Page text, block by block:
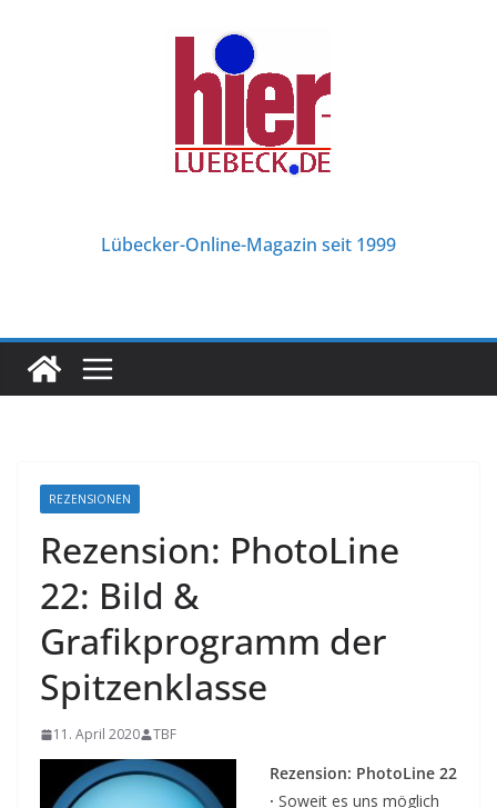
Lübecker-Online-Magazin seit 1999
REZENSIONEN
Rezension: PhotoLine
22: Bild &
Grafikprogramm der
Spitzenklasse
11. April 2020 TBF
Rezension: PhotoLine 22
· Soweit es uns möglich